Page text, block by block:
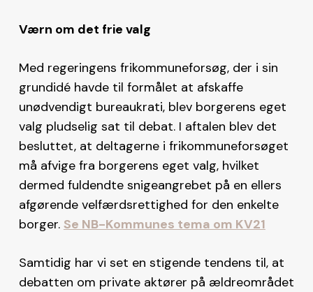
Værn om det frie valg
Med regeringens frikommuneforsøg, der i sin
grundidé havde til formålet at afskaffe
unødvendigt bureaukrati, blev borgerens eget
valg pludselig sat til debat. I aftalen blev det
besluttet, at deltagerne i frikommuneforsøget
må afvige fra borgerens eget valg, hvilket
dermed fuldendte snigeangrebet på en ellers
afgørende velfærdsrettighed for den enkelte
borger. Se NB-Kommunes tema om KV21
Samtidig har vi set en stigende tendens til, at
debatten om private aktører på ældreområdet